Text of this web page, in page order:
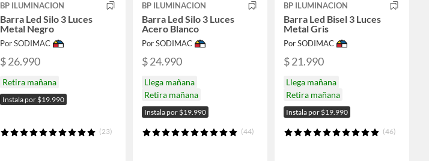
BP ILUMINACION
Barra Led Silo 3 Luces
Metal Negro
Por SODIMAC
$ 26.990
Retira mañana
Instala por $19.990
(23)
BP ILUMINACION
Barra Led Silo 3 Luces
Acero Blanco
Por SODIMAC
$ 24.990
Llega mañana
Retira mañana
Instala por $19.990
(44)
BP ILUMINACION
Barra Led Bisel 3 Luces
Metal Gris
Por SODIMAC
$ 21.990
Llega mañana
Retira mañana
Instala por $19.990
(46)